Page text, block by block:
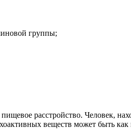
группы;
расстройство. Человек,
веществ может быть как